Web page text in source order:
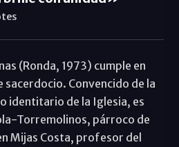
(Ronda, 1973) cumple en
sacerdocio. Convencido de la
identitario de la Iglesia, es
Torremolinos, párroco de
Mijas Costa, profesor del